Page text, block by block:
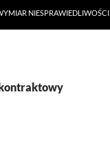
NIESPRAWIEDLIWOŚCI